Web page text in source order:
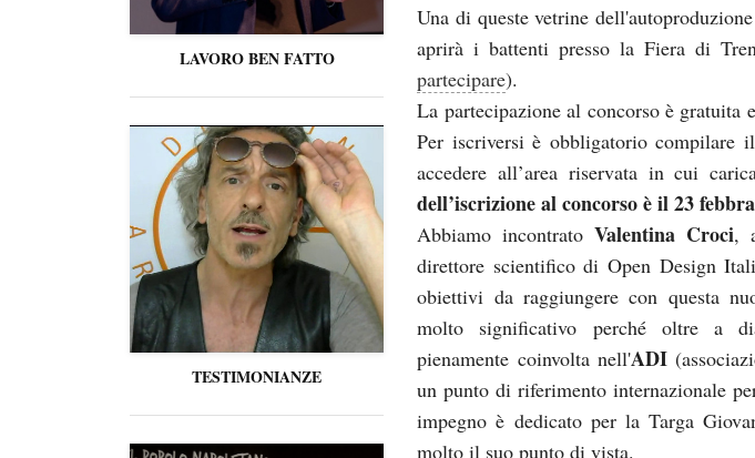
LAVORO BEN FATTO
TESTIMONIANZE
Una di queste vetrine
aprirà i battenti presso la Fiera di
partecipare).
La partecipazione al concorso è gratuita
Per iscriversi è obbligatorio compilare
accedere all’area riservata in cui
dell’iscrizione al concorso è il 23
Abbiamo incontratoValentina Croci,
direttore scientifico di Open Design
obiettivi da raggiungere con questa
molto significativo perché oltre a
pienamente coinvolta nell'ADI
un punto di riferimento internazionale
impegno è dedicato per la Targa
molto il suo punto di vista.